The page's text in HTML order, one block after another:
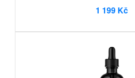
1 199 Kč